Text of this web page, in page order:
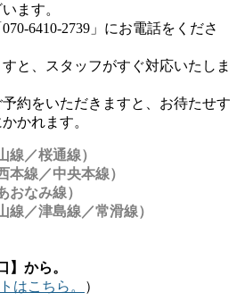
ます。
6410-2739」にお電話をくださ
と、スタッフがすぐ対応いたしま
約をいただきますと、お待たせす
かれます。
線／桜通線）
本線／中央本線）
おなみ線）
線／津島線／常滑線）
】から。
はこちら。 ）